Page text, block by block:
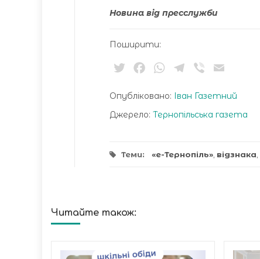
Новина від пресслужби
Поширити:
TwitterFacebookWhatsApp
Telegram
Viber
Опубліковано: Іван Газетний
Джерело: Тернопільська газета
Теми: «е-Тернопіль» відзнака
Читайте також: